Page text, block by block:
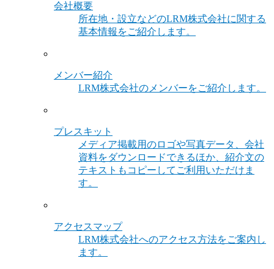
会社概要
所在地・設立などのLRM株式会社に関する
基本情報をご紹介します。
メンバー紹介
LRM株式会社のメンバーをご紹介します。
プレスキット
メディア掲載用のロゴや写真データ、会社
資料をダウンロードできるほか、紹介文の
テキストもコピーしてご利用いただけま
す。
アクセスマップ
LRM株式会社へのアクセス方法をご案内し
ます。